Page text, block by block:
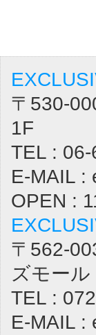
〒530-
1F
TEL :
E-MAIL :
OPEN :
〒562-
ズモー
TEL :
E-MAIL :